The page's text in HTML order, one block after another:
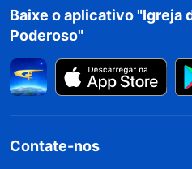
Baixe o aplicativo "Igreja
Poderoso"
Contate-nos